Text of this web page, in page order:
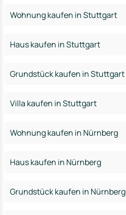
Wohnung kaufen in Stuttgart
Haus kaufen in Stuttgart
Grundstück kaufen in Stuttgart
Villa kaufen in Stuttgart
Wohnung kaufen in Nürnberg
Haus kaufen in Nürnberg
Grundstück kaufen in Nürnberg